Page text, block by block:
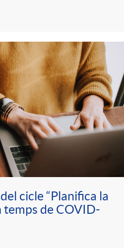
cicle “Planifica la
de COVID-